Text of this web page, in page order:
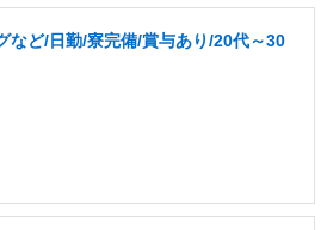
など/日勤/寮完備/賞与あり/20代～30